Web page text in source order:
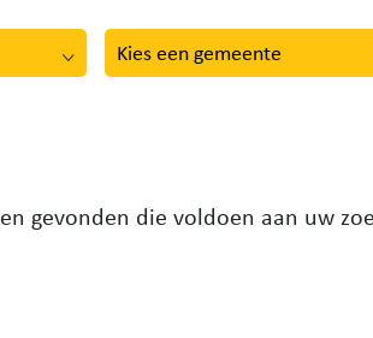
Kies een gemeente
gevonden die voldoen aan uw